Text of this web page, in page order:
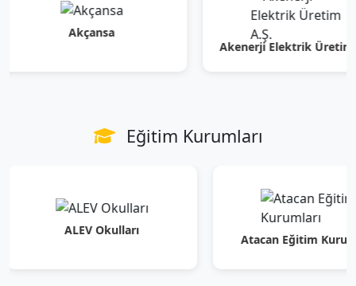
Akçansa
Akenerji Elektrik Üretim A.Ş.
Eğitim Kurumları
ALEV Okulları
Atacan Eğitim Kurumları